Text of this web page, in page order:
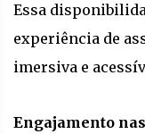
Essa
experiência de
imersiva e
Engajamento